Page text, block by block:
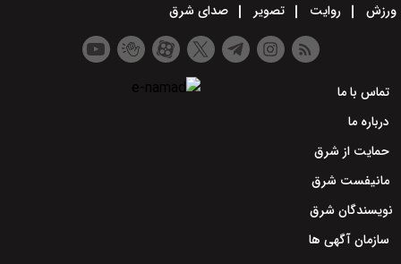
ورزش
روایت تصویر صدای شرق
تماس با ما
درباره ما
حمایت از شرق
مانیفست شرق
نویسندگان شرق
سازمان آگهی ها